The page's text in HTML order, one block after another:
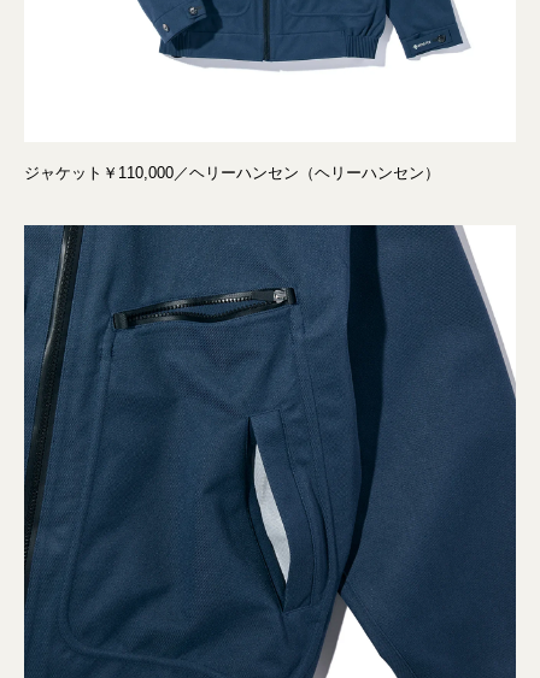
ジャケット￥110,000／ヘリーハンセン（ヘリーハンセン）